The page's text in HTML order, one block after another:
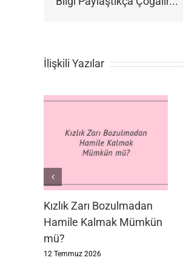
İlişkili Yazılar
Kızlık Zarı Bozulmadan
Hamile Kalmak Mümkün
mü?
12 Temmuz 2026